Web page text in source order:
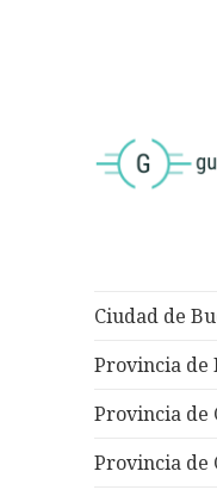
Ciudad de
Provincia de
Provincia de
Provincia de